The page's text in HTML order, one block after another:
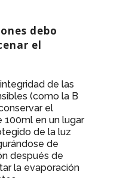
debo
el
de las
(como la B
el
100ml en un lugar
de la luz
de
después de
la evaporación